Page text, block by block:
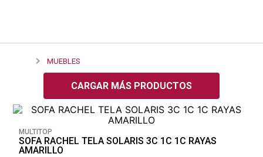
MUEBLES
MULTITOP
SOFA RACHEL TELA SOLARIS 3C 1C 1C RAYAS
AMARILLO